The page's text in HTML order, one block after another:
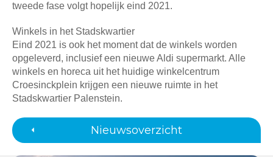
tweede fase volgt hopelijk eind 2021.
Winkels in het Stadskwartier
Eind 2021 is ook het moment dat de winkels worden
opgeleverd, inclusief een nieuwe Aldi supermarkt. Alle
winkels en horeca uit het huidige winkelcentrum
Croesinckplein krijgen een nieuwe ruimte in het
Stadskwartier Palenstein.
Nieuwsoverzicht